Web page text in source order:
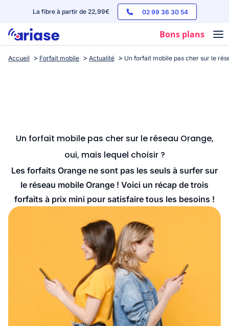
La fibre à partir de 22,99€ 02 99 36 30 54
Bons plans
Box internet
Streaming
Accueil Forfait mobile Actualité Un forfait mobile pas cher sur le
Un forfait mobile pas cher sur le réseau Orange,
oui, mais lequel choisir ?
Les forfaits Orange ne sont pas les seuls à surfer sur
le réseau mobile Orange ! Voici un récap de trois
forfaits à prix mini pour satisfaire tous les besoins !